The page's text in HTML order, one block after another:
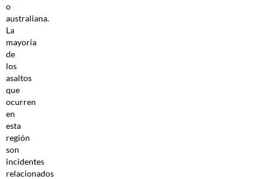
o
australiana.
La
mayoría
de
los
asaltos
que
ocurren
en
esta
región
son
incidentes
relacionados